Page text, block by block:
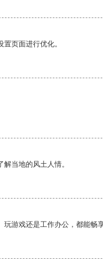
页面进行优化。
当地的风土人情。
游戏还是工作办公，都能畅